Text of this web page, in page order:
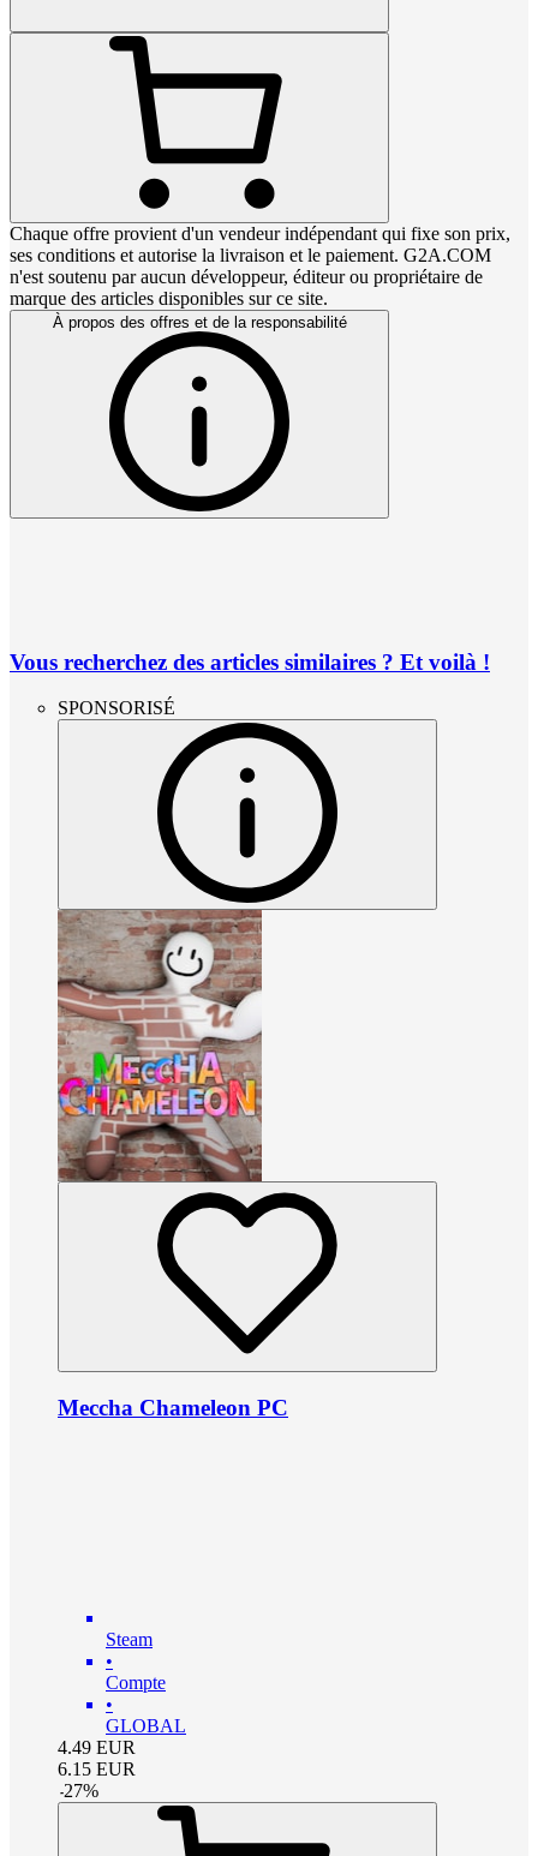
Chaque offre provient d'un vendeur indépendant qui fixe son prix,
ses conditions et autorise la livraison et le paiement. G2A.COM
n'est soutenu par aucun développeur, éditeur ou propriétaire de
marque des articles disponibles sur ce site.
À propos des offres et de la responsabilité
Vous recherchez des articles similaires ? Et voilà !
SPONSORISÉ
Meccha Chameleon PC
Steam
•
Compte
•
GLOBAL
4.49 EUR
6.15 EUR
-27%